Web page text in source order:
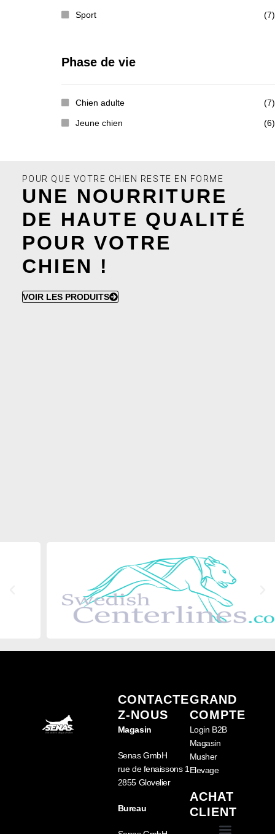
Sport (7)
Phase de vie
Chien adulte (7)
Jeune chien (6)
POUR QUE VOTRE CHIEN RESTE EN FORME
UNE NOURRITURE
DE HAUTE QUALITÉ
POUR VOTRE
CHIEN !
VOIR LES PRODUITS
CONTACTE
Z-NOUS
Magasin
Senas GmbH
rue de fenaissons 1
2855 Glovelier
Bureau
GRAND
COMPTE
Login B2B
Magasin
Musher
Elevage
ACHAT
CLIENT